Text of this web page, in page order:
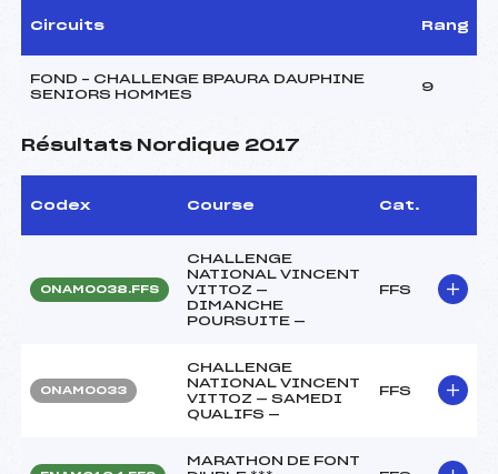
Circuits Rang
FOND – CHALLENGE BPAURA DAUPHINE
SENIORS HOMMES
9
Résultats Nordique 2017
Codex Course Cat.
ONAM0038.FFS
CHALLENGE
NATIONAL VINCENT
VITTOZ —
DIMANCHE
POURSUITE —
FFS
ONAM0033
CHALLENGE
NATIONAL VINCENT
VITTOZ — SAMEDI
QUALIFS —
FFS
MARATHON DE FONT